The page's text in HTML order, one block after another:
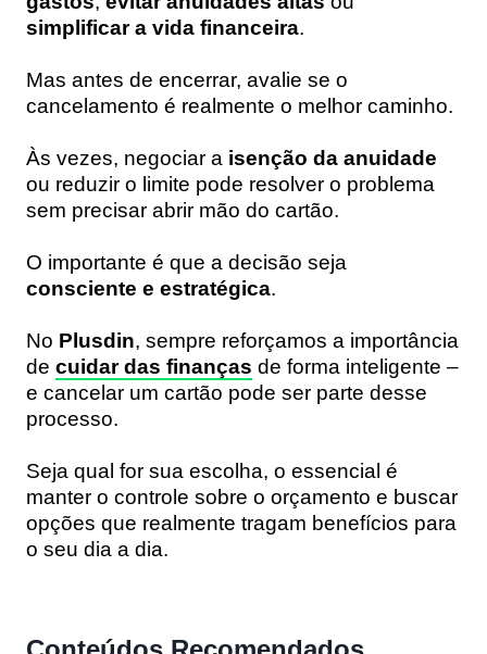
simplificar a vida financeira.
Mas antes de encerrar, avalie se o
cancelamento é realmente o melhor caminho.
Às vezes, negociar a isenção da anuidade
ou reduzir o limite pode resolver o problema
sem precisar abrir mão do cartão.
O importante é que a decisão seja
consciente e estratégica.
No Plusdin, sempre reforçamos a importância
de cuidar das finanças de forma inteligente –
e cancelar um cartão pode ser parte desse
processo.
Seja qual for sua escolha, o essencial é
manter o controle sobre o orçamento e buscar
opções que realmente tragam benefícios para
o seu dia a dia.